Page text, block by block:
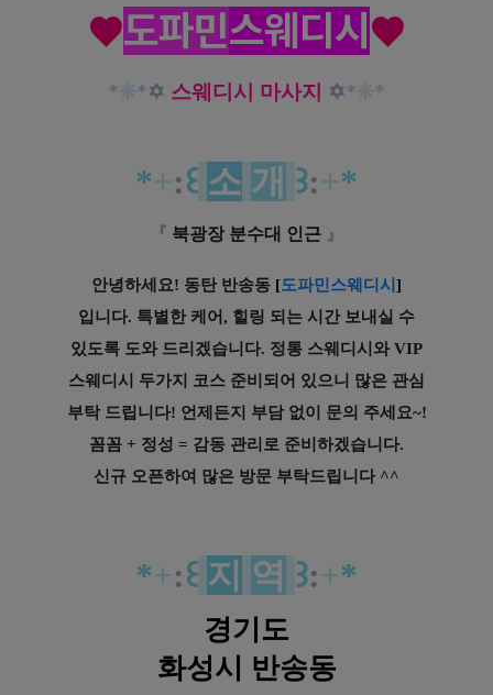
♥도파민스웨디시 ♥
* *✡ 스웨디시 마사지 ✡* *
*+:꒰ 소 개 ꒱:+*
『 북광장 분수대 인근 』
안녕하세요! 동탄 반송동 [도파민스웨디시 ]
입니다. 특별한 케어, 힐링 되는 시간 보내실 수
있도록 도와 드리겠습니다. 정통 스웨디시와 VIP
스웨디시 두가지 코스 준비되어 있으니 많은 관심
부탁 드립니다! 언제든지 부담 없이 문의 주세요~!
꼼꼼 + 정성 = 감동 관리로 준비하겠습니다.
신규 오픈하여 많은 방문 부탁드립니다 ^^
*+:꒰ 지 역 ꒱:+*
경기도
화성시 반송동